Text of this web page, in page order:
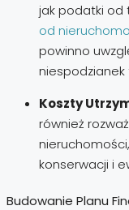
jak podatki od
od
powinno
niespodzianek
Koszty
również
konserwacji i
Budowanie Planu